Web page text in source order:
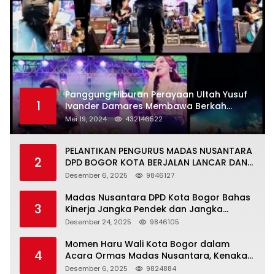
1
Panggung Hiburan Perayaan Ultah Yusuf
Ivander Damares Membawa Berkah
Warga Kejapanan
Mei 19, 2024 432146522
2
PELANTIKAN PENGURUS MADAS NUSANTARA
DPD BOGOR KOTA BERJALAN LANCAR DAN
KHIDMAT
Desember 6, 2025 9846127
3
Madas Nusantara DPD Kota Bogor Bahas
Kinerja Jangka Pendek dan Jangka
Panjang
Desember 24, 2025 9846105
4
Momen Haru Wali Kota Bogor dalam
Acara Ormas Madas Nusantara, Kenakan
Peci Hitam Tinggi sebagai Simbol
Desember 6, 2025 9824884